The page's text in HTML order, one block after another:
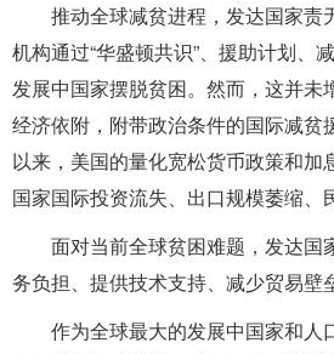
推动全球减贫进程，发达国家
机构通过“华盛顿共识”、援助计划
发展中国家摆脱贫困。然而，这并
经济依附，附带政治条件的国际减
以来，美国的量化宽松货币政策和加
国家国际投资流失、出口规模萎缩、
面对当前全球贫困难题，发达
务负担、提供技术支持、减少贸易壁
作为全球最大的发展中国家和